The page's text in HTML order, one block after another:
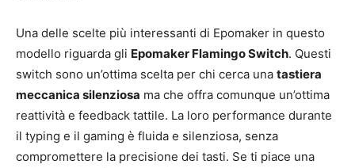
Una delle scelte più interessanti di Epomaker in questo
modello riguarda gli Epomaker Flamingo Switch. Questi
switch sono un’ottima scelta per chi cerca una tastiera
meccanica silenziosa ma che offra comunque un’ottima
reattività e feedback tattile. La loro performance durante
il typing e il gaming è fluida e silenziosa, senza
compromettere la precisione dei tasti. Se ti piace una